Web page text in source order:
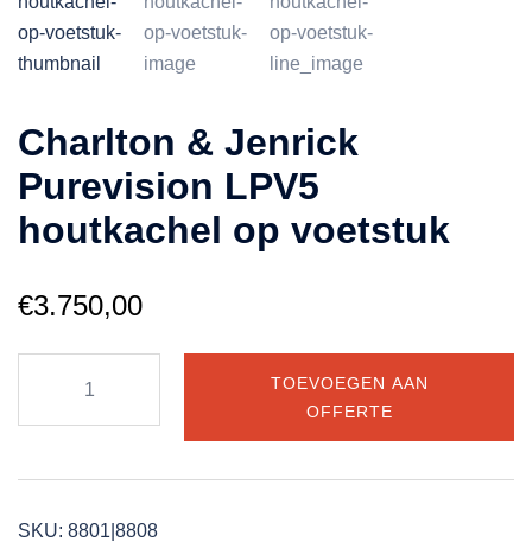
Charlton & Jenrick
Purevision LPV5
houtkachel op voetstuk
€3.750,00
Jenrick
houtkachel
TOEVOEGEN AAN
OFFERTE
SKU: 8801|8808